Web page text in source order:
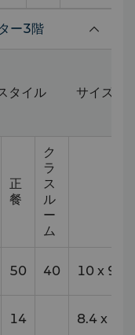
ー3階
タイル サイズ
正
餐
ク
ラ
ス
ル
ー
ム
50 40 10 x 9
14 8.4 x